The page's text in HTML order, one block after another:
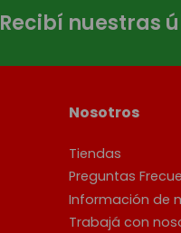
Recibí nuestras
Nosotros
Tiendas
Preguntas
Información de
Trabajá con